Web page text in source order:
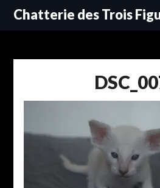
SkipChatterie des Trois